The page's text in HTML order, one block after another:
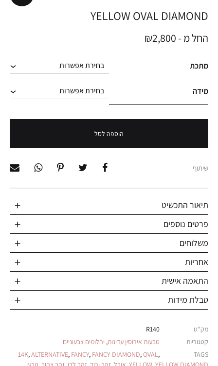
YELLOW OVAL DIAMOND
החל מ - ₪2,800
מתכת
מידה
הוספה לסל
שיתוף
תיאור התכשיט
פרטים נוספים
משלוחים
אחריות
התאמה אישית
טבלת מידות
מק"ט
R140
קטגוריות
טבעות אירוסין עדינות, יהלומים צבעוניים
TAGS
14K,ALTERNATIVE, FANCY, FANCY DIAMOND,OVAL,